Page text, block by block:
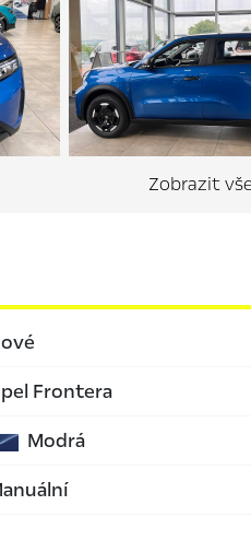
nové
Opel Frontera
Modrá
manuální